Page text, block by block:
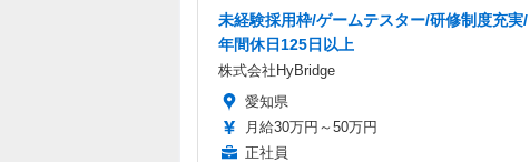
未経験採用枠/ゲームテスター/研修制度充実/
年間休日125日以上
株式会社HyBridge
愛知県
月給30万円～50万円
正社員